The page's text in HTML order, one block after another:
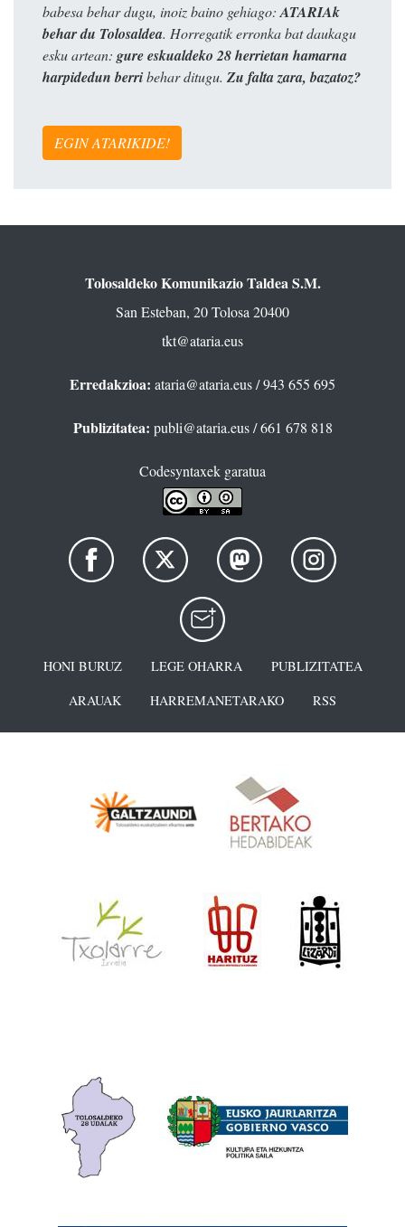
babesa behar dugu, inoiz baino gehiago: ATARIAk
behar du Tolosaldea. Horregatik erronka bat daukagu
esku artean: gure eskualdeko 28 herrietan hamarna
harpidedun berribehar ditugu. Zu falta zara, bazatoz?
EGIN ATARIKIDE!
Tolosaldeko Komunikazio Taldea S.M.
San Esteban, 20 Tolosa 20400
tkt@ataria.eus
Erredakzioa: ataria@ataria.eus/ 943 655 695
Publizitatea: publi@ataria.eus/ 661 678 818
Codesyntaxek garatua
HONI BURUZ LEGE OHARRA
PUBLIZITATEA
ARAUAK
HARREMANETARAKO RSS